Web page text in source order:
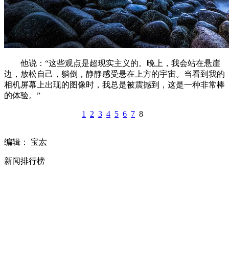
他说：“这些观点是超现实主义的。晚上，我会站在悬崖
边，放松自己，躺倒，静静感受悬在上方的宇宙。当看到我的
相机屏幕上出现的图像时，我总是被震撼到，这是一种非常棒
的体验。”
1 2 3 4 5 6 7 8
编辑： 宝厷
新闻排行榜